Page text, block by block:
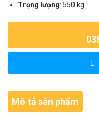
Trọng lượng: 550 kg
Mô tả sản phẩm